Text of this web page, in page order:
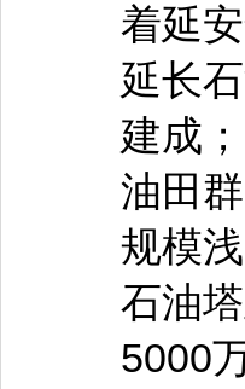
着延
延长
建成
油田
规模
石油
5000